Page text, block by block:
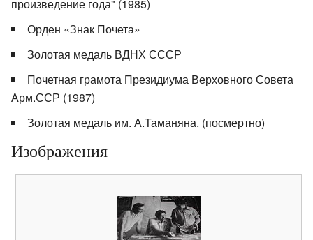
произведение года" (1985)
Орден «Знак Почета»
Золотая медаль ВДНХ СССР
Почетная грамота Президиума Верховного Совета
Арм.ССР (1987)
Золотая медаль им. А.Таманяна. (посмертно)
Изображения